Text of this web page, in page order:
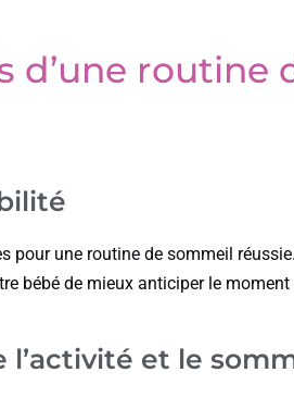
d’une routine
pour une routine de sommeil
bébé de mieux anticiper le moment
et le